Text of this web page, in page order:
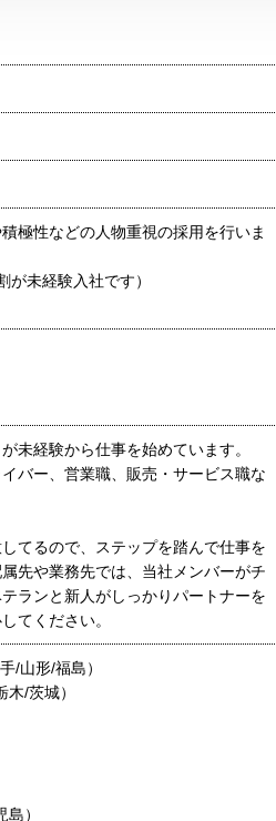
極性などの人物重視の採用を行いま
未経験入社です）
未経験から仕事を始めています。
バー、営業職、販売・サービス職な
てるので、ステップを踏んで仕事を
先や業務先では、当社メンバーがチ
ランと新人がしっかりパートナーを
てください。
/山形/福島）
/茨城）
）